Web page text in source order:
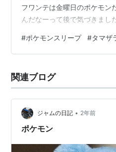
フワンテは金曜日のポケモン
んだなーって後で気づきまし
リーパーだと思っていました
にもかかわらずゲームやスマ
てからも、同じ時間帯に病院
ていました。夜12時にベッド
#ポケモンスリープ #タマザ
関連ブログ
ジャムの日記 • 2年前
ポケモン